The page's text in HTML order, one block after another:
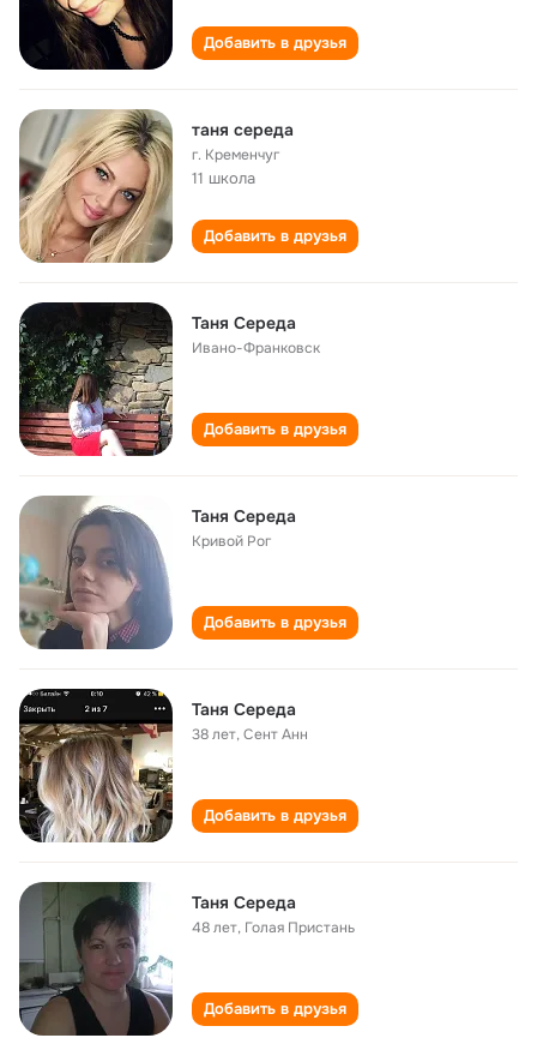
Добавить в друзья
таня середа
г. Кременчуг
11 школа
Добавить в друзья
Таня Середа
Ивано-Франковск
Добавить в друзья
Таня Середа
Кривой Рог
Добавить в друзья
Таня Середа
38 лет,Сент Анн
Добавить в друзья
Таня Середа
48 лет, Голая Пристань
Добавить в друзья